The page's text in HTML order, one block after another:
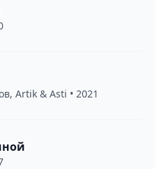
, Artik & Asti • 2021